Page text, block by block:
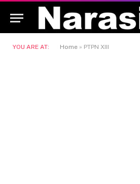
YOU ARE AT: Home » PTPN XIII